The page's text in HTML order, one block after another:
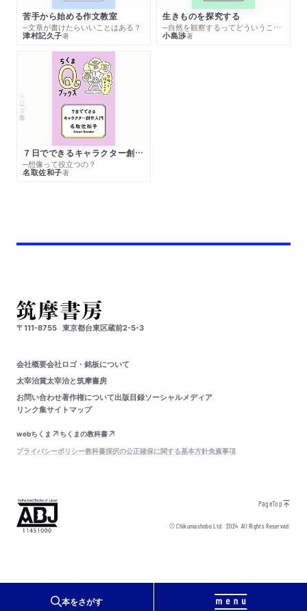
本をさがす
苦手から始める作文教室
─文章が書けたらいいことはある？
津村記久子著
生きものを探究する
─自然を観察するってどういうこと？
小島渉著
シリーズ・全集
７日でできるキャラクター創作入門
─想像って役立つの？
名取佐和子著
〒111-8755 東京都台東区蔵前2-5-3
会社概要会社ロゴ・銘板について
太宰治賞太宰治と筑摩書房
お問い合わせ著作権について出版目録ソーシャルメディア
リンク集サイトマップ
webちくま
ちくまの教科書
プライバシーポリシー教科書採択の公正確保に関する基本方針免責事項
PageTop
© Chikumashobo Ltd.2024 All Rights Reserved.